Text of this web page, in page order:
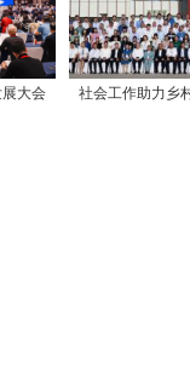
大会 社会工作助力乡